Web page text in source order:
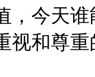
，今天
视和尊